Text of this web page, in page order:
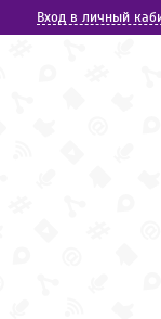
Вход в личный